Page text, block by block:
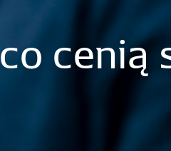
co cenią